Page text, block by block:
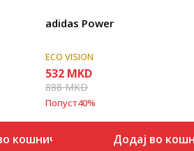
кошничка
adidas Power
ECO VISION
532 MKD
888MKD
Попуст40%
Додај во